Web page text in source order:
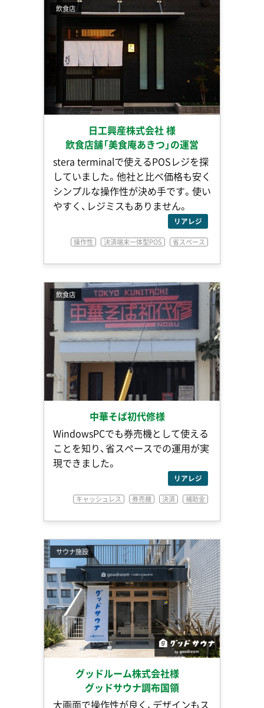
飲食店
日工興産株式会社 様
飲食店舗「美食庵あきつ」の運営
stera terminalで使えるPOSレジを探
していました。他社と比べ価格も安く
シンプルな操作性が決め手です。使い
やすく、レジミスもありません。
リアレジ
操作性 決済端末一体型POS 省スペース
飲食店
中華そば初代修様
WindowsPCでも券売機として使える
ことを知り、省スペースでの運用が実
現できました。
リアレジ
キャッシュレス 券売機 決済 補助金
サウナ施設
グッドルーム株式会社様
グッドサウナ調布国領
大画面で操作性が良く、デザインもス